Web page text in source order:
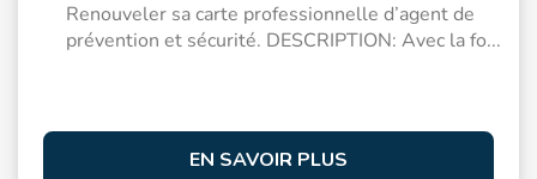
Renouveler sa carte professionnelle d’agent de
prévention et sécurité. DESCRIPTION: Avec la fo...
EN SAVOIR PLUS